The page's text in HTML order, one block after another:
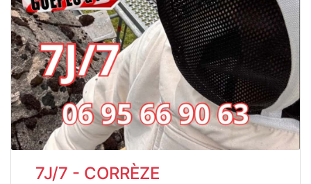
7J/7 - CORRÈZE